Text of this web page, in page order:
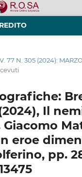
V. 77 N. 305 (2024):
Il
Giacomo
eroe
pp.